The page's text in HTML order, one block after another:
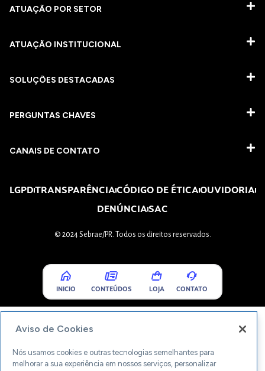
ATUAÇÃO POR SETOR
ATUAÇÃO INSTITUCIONAL
SOLUÇÕES DESTACADAS
PERGUNTAS CHAVES​
CANAIS DE CONTATO
LGPDTRANSPARÊNCIACÓDIGO DE ÉTICAOUVIDORIA
DENÚNCIASAC
© 2024 Sebrae/PR. Todos os direitos reservados.
INICIO CONTEÚDOS LOJA CONTATO
Aviso de Cookies
Nós usamos cookies e outras tecnologias semelhantes para
melhorar a sua experiência em nossos serviços, personalizar